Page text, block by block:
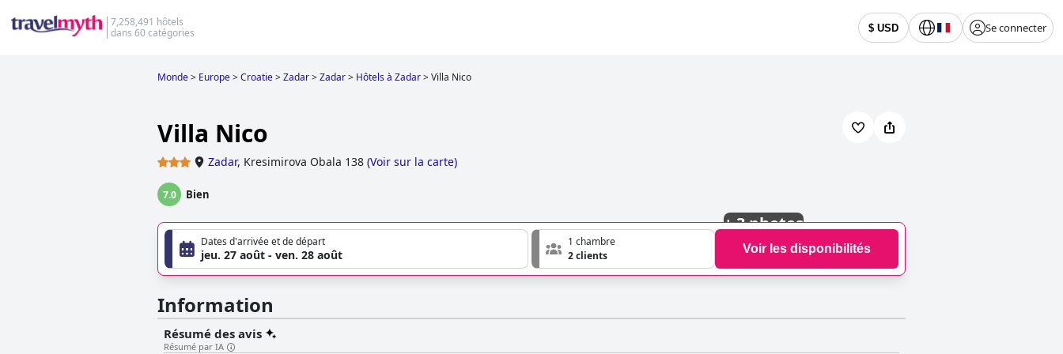
7,258,491 hôtels
dans 60 catégories
$ USD Se connecter
Monde> Europe>Croatie>Zadar>Zadar> Hôtels à Zadar>Villa Nico
Villa Nico
Zadar, Kresimirova Obala 138 (Voir sur la carte)
7.0 Bien
+3 photos
Dates d'arrivée et de départ
jeu. 27 août - ven. 28 août
1 chambre
2 clients
Voir les disponibilités
Information
Résumé des avis
Résumé par IA